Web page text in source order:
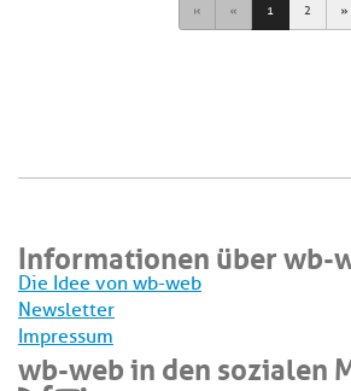
First Previous
1 2
Informationen über wb-
Die Idee von wb-web
Newsletter
Impressum
wb-web in den sozialen